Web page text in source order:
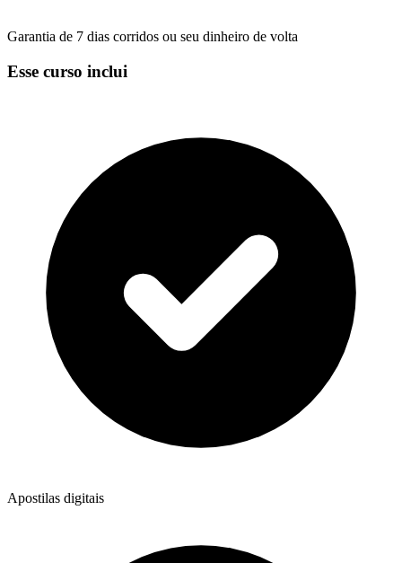
Garantia de 7 dias corridos ou seu dinheiro de volta
Esse curso inclui
Apostilas digitais